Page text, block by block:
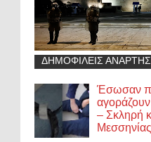
ΔΗΜΟΦΙΛΕΙΣ
Έσωσαν
– Σκληρή
Μεσσηνίας